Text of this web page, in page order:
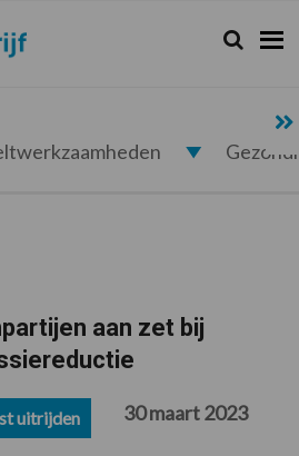
Zoeken...
Zoek
aan zet bij
uitrijden 30 maart 2023